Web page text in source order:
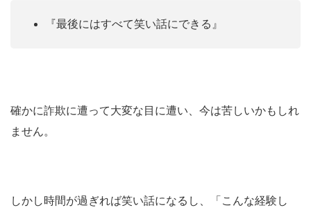
『最後にはすべて笑い話にできる』
確かに詐欺に遭って大変な目に遭い、今は苦しいかもしれ
ません。
しかし時間が過ぎれば笑い話になるし、「こんな経験し